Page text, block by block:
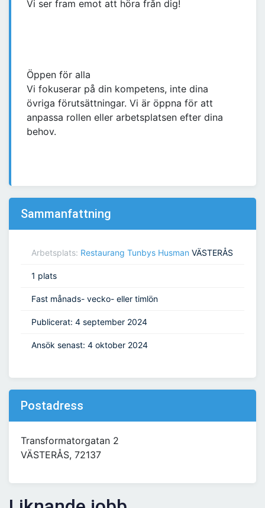
Vi ser fram emot att höra från dig!
Öppen för alla
Vi fokuserar på din kompetens, inte dina
övriga förutsättningar. Vi är öppna för att
anpassa rollen eller arbetsplatsen efter dina
behov.
Sammanfattning
Arbetsplats: Restaurang Tunbys Husman VÄSTERÅS
1 plats
Fast månads- vecko- eller timlön
Publicerat: 4 september 2024
Ansök senast: 4 oktober 2024
Postadress
Transformatorgatan 2
VÄSTERÅS, 72137